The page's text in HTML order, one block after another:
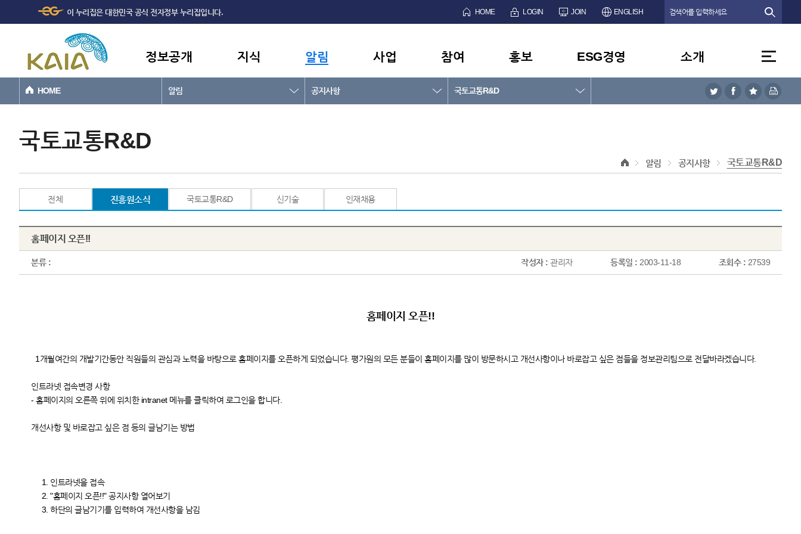
본문바로가기
이 누리집은 대한민국 공식 전자정부 누리집입니다. HOME LOGIN JOIN ENGLISH
정보공개 지식 알림 사업 참여 홍보 ESG경영 소개
HOME 알림 공지사항 국토교통R&D
국토교통R&D
알림 공지사항 국토교통R&D
전체 진흥원소식 국토교통R&D 신기술 인재채용
홈페이지 오픈!!
분류 : 작성자 : 관리자 등록일 : 2003-11-18 조회수 : 27539
홈페이지 오픈!!
1개월여간의 개발기간동안 직원들의 관심과 노력을 바탕으로 홈페이지를 오픈하게 되었습니다. 평가원의 모든 분들이 홈페이지를 많이 방문하시고 개선사항이나 바로잡고 싶은 점들을 정보관리팀으로 전달바라겠습니다.
인트라넷 접속변경 사항
- 홈페이지의 오른쪽 위에 위치한 intranet 메뉴를 클릭하여 로그인을 합니다.
개선사항 및 바로잡고 싶은 점 등의 글남기는 방법
1. 인트라넷을 접속
2. "홈페이지 오픈!!" 공지사항 열어보기
3. 하단의 글남기기를 입력하여 개선사항을 남김